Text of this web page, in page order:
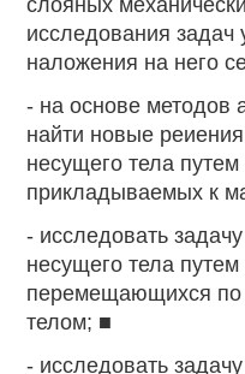
слояных
исследования
наложения на него
- на основе методов
найти новые
несущего тела
прикладываемых к
- исследовать
несущего тела
перемещающихся по
телом; ■
- исследовать